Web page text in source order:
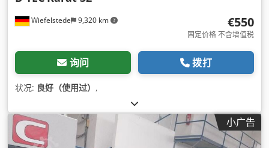
Wiefelstede 9,320 km €550
固定价格 不含增值税
询问 拨打
状况: 良好（使用过） ,
小广告